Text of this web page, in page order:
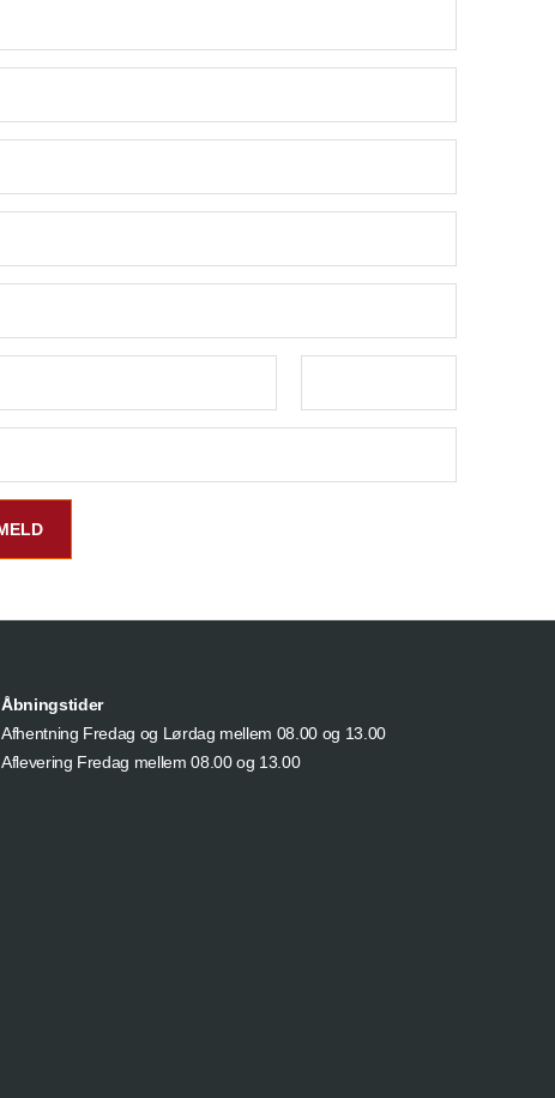
Åbningstider
Afhentning Fredag og Lørdag mellem 08.00 og 13.00
Aflevering Fredag mellem 08.00 og 13.00